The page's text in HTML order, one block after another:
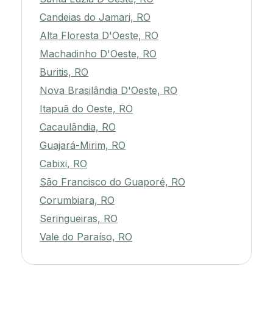
Candeias do Jamari, RO
Alta Floresta D'Oeste, RO
Machadinho D'Oeste, RO
Buritis, RO
Nova Brasilândia D'Oeste, RO
Itapuã do Oeste, RO
Cacaulândia, RO
Guajará-Mirim, RO
Cabixi, RO
São Francisco do Guaporé, RO
Corumbiara, RO
Seringueiras, RO
Vale do Paraíso, RO